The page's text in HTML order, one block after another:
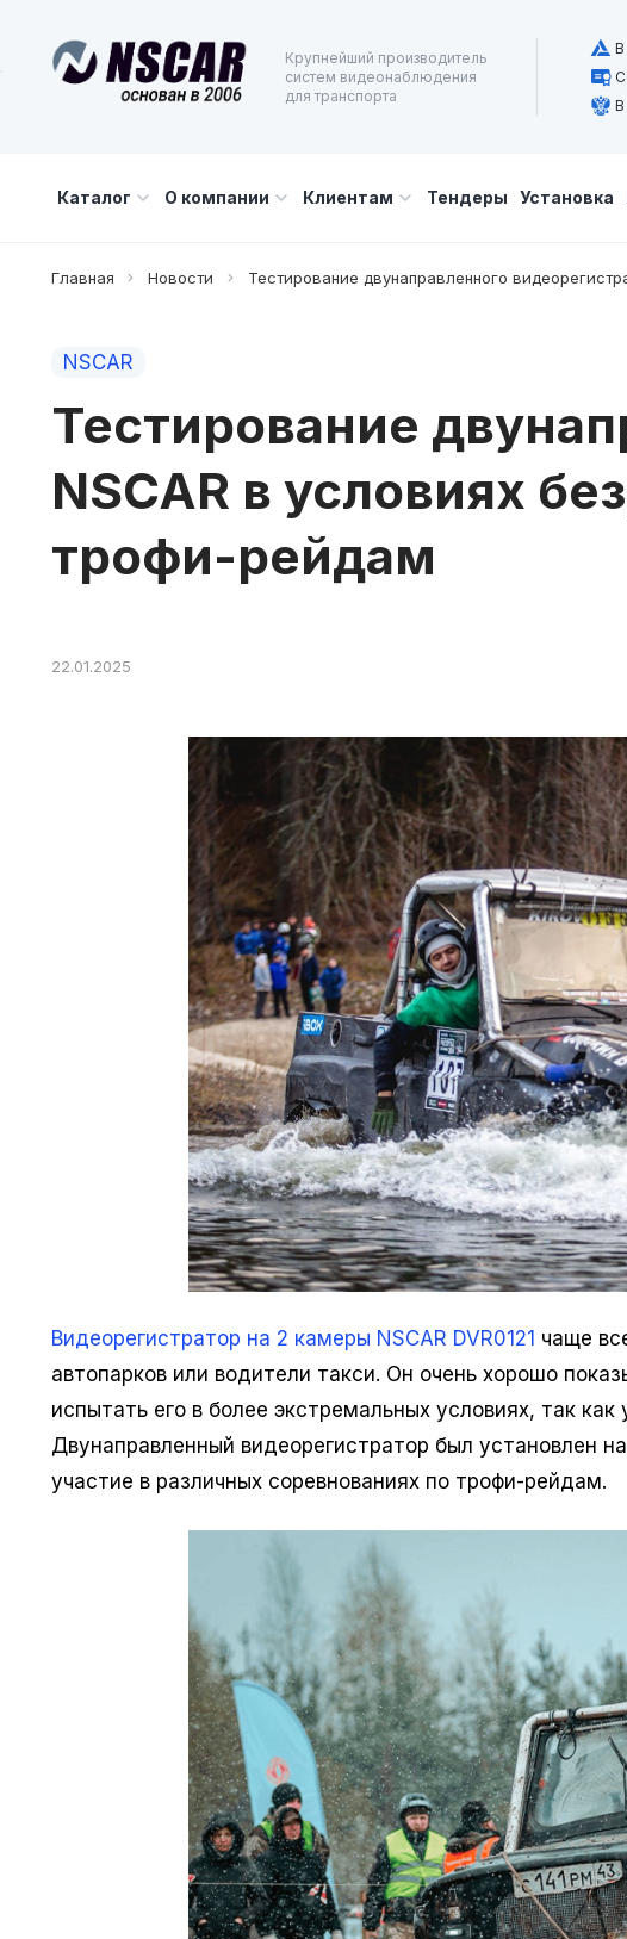
Крупнейший производитель
систем видеонаблюдения
для транспорта
В
В
Каталог О компании Клиентам Тендеры Установка
Главная Новости Тестирование двунаправленного
NSCAR
Тестирование
NSCAR в условиях
трофи-рейдам
22.01.2025
Видеорегистратор на 2 камеры NSCAR DVR0121 чаще
автопарков или водители такси. Он очень хорошо
испытать его в более экстремальных условиях, так как
Двунаправленный видеорегистратор был установлен
участие в различных соревнованиях по трофи-рейдам.